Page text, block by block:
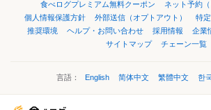
食べログプレミアム無料クーポン
ネット予約（
個人情報保護方針
外部送信（オプトアウト）
特
推奨環境
ヘルプ・お問い合わせ 採用情報 企業
サイトマップ
チェーン一覧
言語： English 简体中文 繁體中文 한